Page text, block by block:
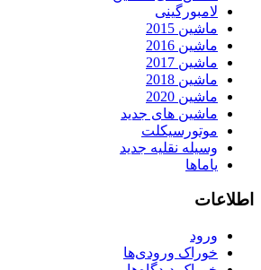
لامبورگینی
ماشین 2015
ماشین 2016
ماشین 2017
ماشین 2018
ماشین 2020
ماشین های جدید
موتورسیکلت
وسیله نقلیه جدید
یاماها
اطلاعات
ورود
خوراک ورودی‌ها